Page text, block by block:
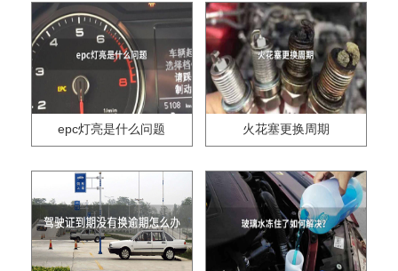
epc灯亮是什么问题 火花塞更换周期